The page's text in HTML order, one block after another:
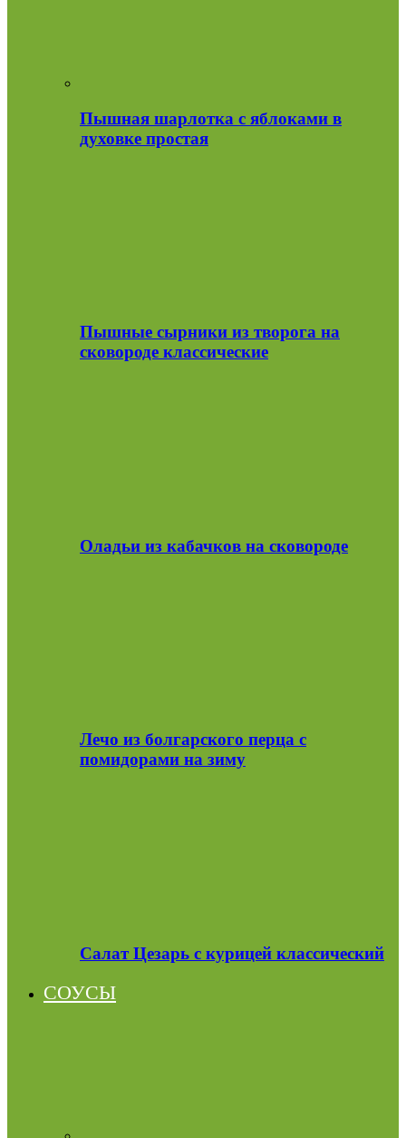
Пышная шарлотка с яблоками в
духовке простая
Пышные сырники из творога на
сковороде классические
Оладьи из кабачков на сковороде
Лечо из болгарского перца с
помидорами на зиму
Салат Цезарь с курицей классический
СОУСЫ